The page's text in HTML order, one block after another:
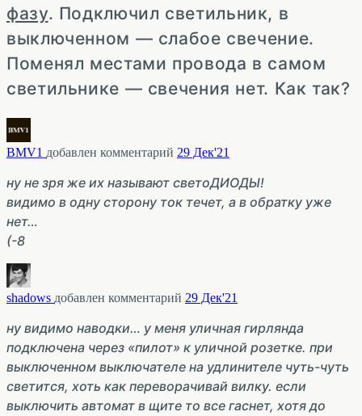
фазу. Подключил светильник, в
выключенном — слабое свечение.
Поменял местами провода в самом
светильнике — свечения нет. Как так?
BMV1 добавлен комментарий 29 Дек'21
ну не зря же их называют светоДИОДЫ!
видимо в одну сторону ток течет, а в обратку уже
нет…
(-8
shadows добавлен комментарий 29 Дек'21
ну видимо наводки… у меня уличная гирлянда
подключена через «пилот» к уличной розетке. при
выключенном выключателе на удлинителе чуть-чуть
светится, хоть как переворачивай вилку. если
выключить автомат в щите то все гаснет, хотя до